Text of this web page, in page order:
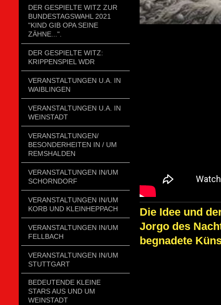
DER GESPIELTE WITZ ZUR
BUNDESTAGSWAHL 2021
"KIND GIB OPA SEINE
ZÄHNE...".
DER GESPIELTE WITZ:
KRIPPENSPIEL WDR
VERANSTALTUNGEN U.A. IN
WAIBLINGEN
VERANSTALTUNGEN U.A. IN
WEINSTADT
VERANSTALTUNGEN/
BESONDERHEITEN IN / UM
REMSHALDEN
VERANSTALTUNGEN IN/UM
SCHORNDORF
VERANSTALTUNGEN IN/UM
KORB UND KLEINHEPPACH
VERANSTALTUNGEN IN/UM
FELLBACH
VERANSTALTUNGEN IN/UM
STUTTGART
BEDEUTENDE KLEINE
STARS AUS UND UM
WEINSTADT
Die Idee und
Jorgo des
begnadete